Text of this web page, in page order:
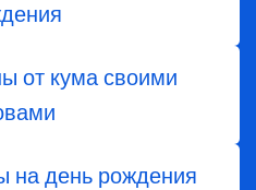
от кума своими
на день рождения